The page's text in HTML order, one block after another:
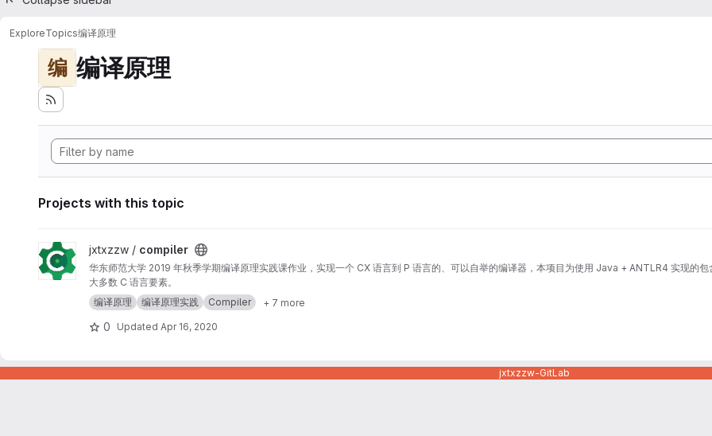
ExploreTopics编译原理
编 编译原理
Projects with this topic
View compiler project
jxtxzzw / compiler
华东师范大学 2019 年秋季学期编译原理实践课作业，实现一个 CX 语言到 P 语言的、可以自举的编译器，本项目为使用 Java + ANTLR4 实现的
大多数 C 语言要素。
编译原理
编译原理实践 Compiler + 7 more
0 Updated Apr 16, 2020
jxtxzzw-GitLab